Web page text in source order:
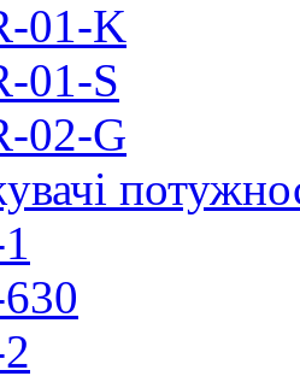
01-K
01-S
02-G